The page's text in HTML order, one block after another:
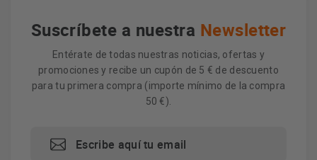
Suscríbete a nuestra Newsletter
Entérate de todas nuestras noticias, ofertas y
promociones y recibe un cupón de 5 € de descuento
para tu primera compra (importe mínimo de la compra
50 €).